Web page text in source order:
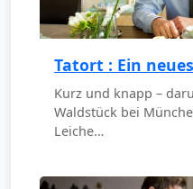
Tatort : Ein
Kurz und knapp –
Waldstück bei
Leiche…